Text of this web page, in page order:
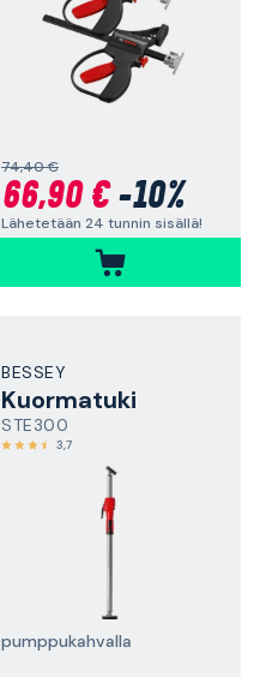
74,40 €
66,90 €-10%
Lähetetään 24 tunnin sisällä!
BESSEY
Kuormatuki
STE300
3,7
pumppukahvalla